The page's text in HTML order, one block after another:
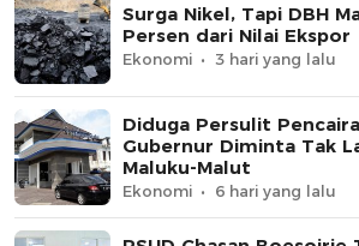
Surga Nikel, Tapi DBH
Persen dari Nilai Ekspor
Ekonomi 3 hari yang lalu
Diduga Persulit
Gubernur Diminta Tak
Maluku-Malut
Ekonomi 6 hari yang lalu